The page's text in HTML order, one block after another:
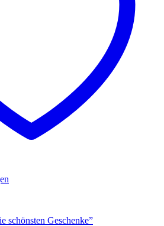
schönsten Geschenke”